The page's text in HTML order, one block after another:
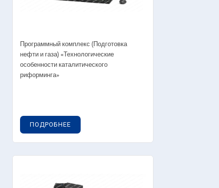
Программный комплекс (Подготовка
нефти и газа) «Технологические
особенности каталитического
риформинга»
ПОДРОБНЕЕ